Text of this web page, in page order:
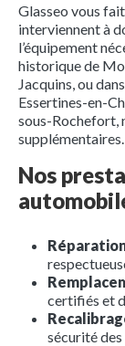
Glasseo vous
interviennent à
l’équipement
historique de
Jacquins, ou
Essertines-en-
sous-Rochefort,
supplémentaires.
Nos
certifiés et
sécurité